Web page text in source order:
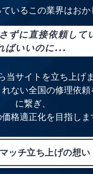
いるこの業界はおか
ずに直接依頼して
ばいいのに...
当サイトを立ち上げま
ない全国の修理依
に繋ぎ、
格適正化を目指しま
ッチ立ち上げの想い